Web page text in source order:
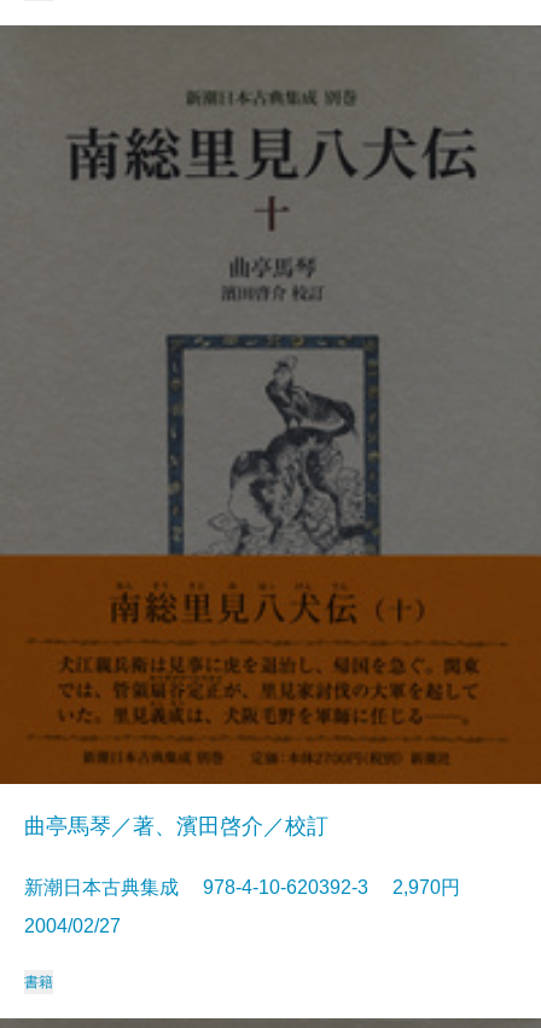
曲亭馬琴／著、濱田啓介／校訂
新潮日本古典集成 978-4-10-620392-3 2,970円
2004/02/27
書籍